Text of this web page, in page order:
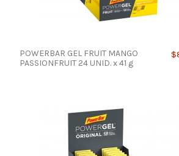
POWERBAR GEL FRUIT MANGO
PASSIONFRUIT 24 UNID. x 41 g